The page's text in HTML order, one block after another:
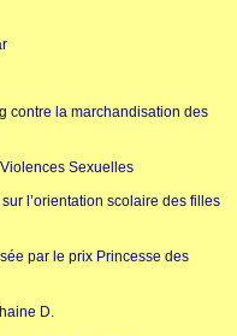
contre la marchandisation des
Sexuelles
l’orientation scolaire des filles
par le prix Princesse des
D.